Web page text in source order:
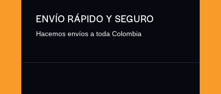
ENVÍO RÁPIDO Y SEGURO
Hacemos envíos a toda Colombia